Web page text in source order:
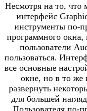
Несмотря на то, что
интерфейс
инструменты по-
программного
пользователи
пользоваться.
все основные
окне, но в то же
развернуть
для большей
Пользователя по-